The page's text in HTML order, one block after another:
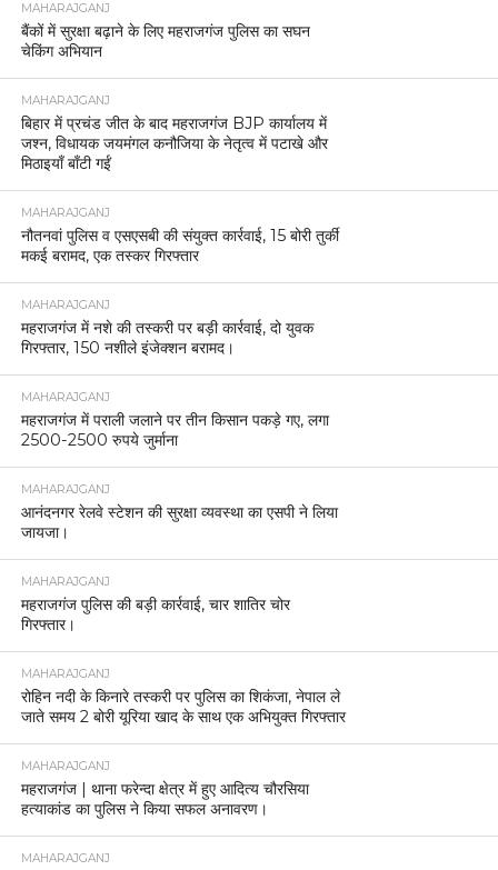
MAHARAJGANJ
बैंकों में सुरक्षा बढ़ाने के लिए महराजगंज पुलिस का सघन
चेकिंग अभियान
MAHARAJGANJ
बिहार में प्रचंड जीत के बाद महराजगंज BJP कार्यालय में
जश्न, विधायक जयमंगल कनौजिया के नेतृत्व में पटाखे और
मिठाइयाँ बाँटी गईं
MAHARAJGANJ
नौतनवां पुलिस व एसएसबी की संयुक्त कार्रवाई, 15 बोरी तुर्की
मकई बरामद, एक तस्कर गिरफ्तार
MAHARAJGANJ
महराजगंज में नशे की तस्करी पर बड़ी कार्रवाई, दो युवक
गिरफ्तार, 150 नशीले इंजेक्शन बरामद।
MAHARAJGANJ
महराजगंज में पराली जलाने पर तीन किसान पकड़े गए, लगा
2500-2500 रुपये जुर्माना
MAHARAJGANJ
आनंदनगर रेलवे स्टेशन की सुरक्षा व्यवस्था का एसपी ने लिया
जायजा।
MAHARAJGANJ
महराजगंज पुलिस की बड़ी कार्रवाई, चार शातिर चोर
गिरफ्तार।
MAHARAJGANJ
रोहिन नदी के किनारे तस्करी पर पुलिस का शिकंजा, नेपाल ले
जाते समय 2 बोरी यूरिया खाद के साथ एक अभियुक्त गिरफ्तार
MAHARAJGANJ
महराजगंज | थाना फरेन्दा क्षेत्र में हुए आदित्य चौरसिया
हत्याकांड का पुलिस ने किया सफल अनावरण।
MAHARAJGANJ